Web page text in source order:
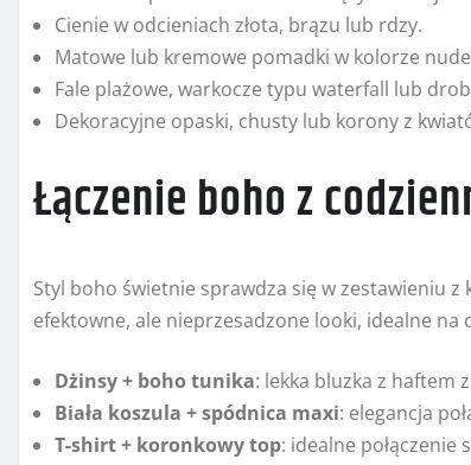
Cienie w odcieniach złota, brązu lub rdzy.
Matowe lub kremowe pomadki w kolorze
Fale plażowe, warkocze typu waterfall lub
Dekoracyjne opaski, chusty lub korony z
Łączenie boho z
Styl boho świetnie sprawdza się w zestawieniu
efektowne, ale nieprzesadzone looki, idealne na
Dżinsy + boho tunika: lekka bluzka z haftem
Biała koszula + spódnica maxi: elegancja
T-shirt + koronkowy top: idealne